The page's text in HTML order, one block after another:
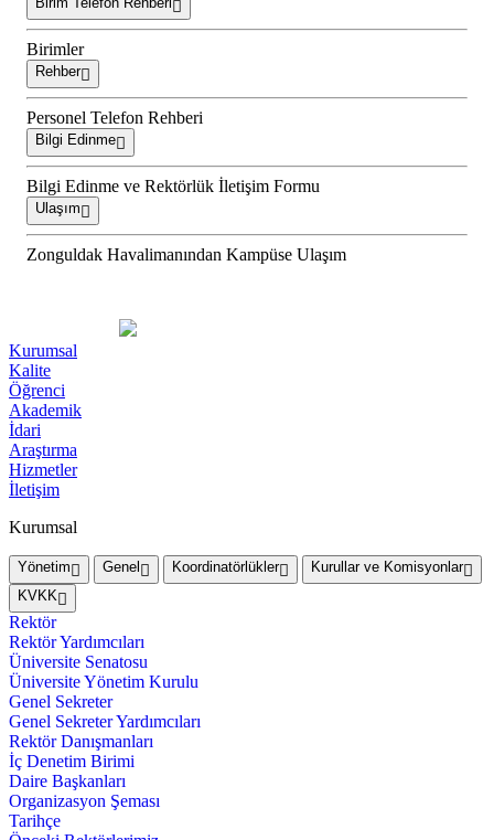
Birimler
Rehber
Personel Telefon Rehberi
Bilgi Edinme
Bilgi Edinme ve Rektörlük İletişim Formu
Ulaşım
Zonguldak Havalimanından Kampüse Ulaşım
Kurumsal
Kalite
Öğrenci
Akademik
İdari
Araştırma
Hizmetler
İletişim
Kurumsal
Yönetim Genel Koordinatörlükler
Kurullar ve Komisyonlar
KVKK
Rektör
Rektör Yardımcıları
Üniversite Senatosu
Üniversite Yönetim Kurulu
Genel Sekreter
Genel Sekreter Yardımcıları
Rektör Danışmanları
İç Denetim Birimi
Daire Başkanları
Organizasyon Şeması
Tarihçe